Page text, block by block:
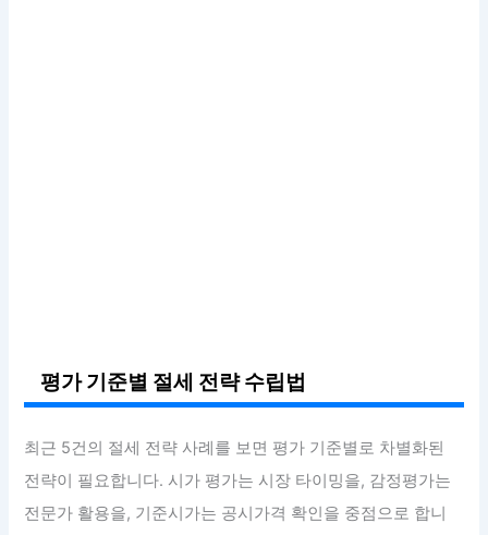
평가 기준별 절세 전략 수립법
최근 5건의 절세 전략 사례를 보면 평가 기준별로 차별화된
전략이 필요합니다. 시가 평가는 시장 타이밍을, 감정평가는
전문가 활용을, 기준시가는 공시가격 확인을 중점으로 합니